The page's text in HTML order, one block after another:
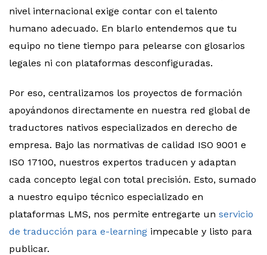
nivel internacional exige contar con el talento
humano adecuado. En blarlo entendemos que tu
equipo no tiene tiempo para pelearse con glosarios
legales ni con plataformas desconfiguradas.
Por eso, centralizamos los proyectos de formación
apoyándonos directamente en nuestra red global de
traductores nativos especializados en derecho de
empresa. Bajo las normativas de calidad ISO 9001 e
ISO 17100, nuestros expertos traducen y adaptan
cada concepto legal con total precisión. Esto, sumado
a nuestro equipo técnico especializado en
plataformas LMS, nos permite entregarte un servicio
de traducción para e-learning impecable y listo para
publicar.